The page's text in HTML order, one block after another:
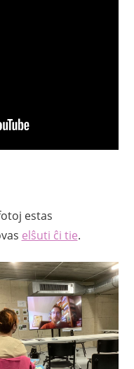
estas
elŝuti ĉi tie.